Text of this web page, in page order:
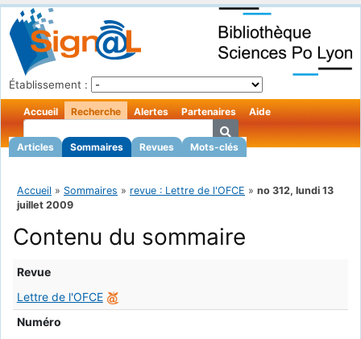
Établissement :
Accueil Recherche
Articles Sommaires Revues Mots-clés
Alertes Partenaires Aide
Accueil » Sommaires » revue : Lettre de l'OFCE » no 312, lundi 13
juillet 2009
Contenu du sommaire
Revue
Lettre de l'OFCE
Numéro